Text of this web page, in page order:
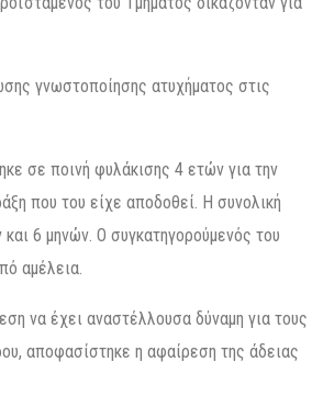
γνωστοποίησης ατυχήματος στις
σε ποινή φυλάκισης 4 ετών για την
που του είχε αποδοθεί. Η συνολική
6 μηνών. Ο συγκατηγορούμενός του
αμέλεια.
να έχει αναστέλλουσα δύναμη για τους
αποφασίστηκε η αφαίρεση της άδειας